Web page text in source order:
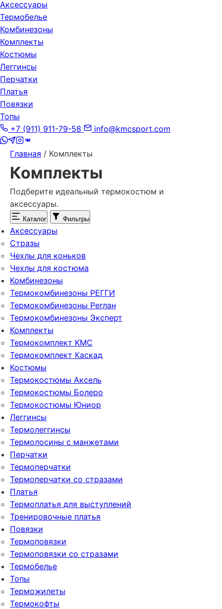
Аксессуары
Термобелье
Комбинезоны
Комплекты
Костюмы
Леггинсы
Перчатки
Платья
Повязки
Топы
+7 (911) 911-79-58
info@kmcsport.com
Главная / Комплекты
Комплекты
Подберите идеальный термокостюм и
аксессуары.
Каталог Фильтры
Аксессуары
Стразы
Чехлы для коньков
Чехлы для костюма
Комбинезоны
Термокомбинезоны РЕГГИ
Термокомбинезоны Реглан
Термокомбинезоны Эксперт
Комплекты
Термокомплект KMC
Термокомплект Каскад
Костюмы
Термокостюмы Аксель
Термокостюмы Болеро
Термокостюмы Юниор
Леггинсы
Термолеггинсы
Термолосины с манжетами
Перчатки
Термоперчатки
Термоперчатки со стразами
Платья
Термоплатья для выступлений
Тренировочные платья
Повязки
Термоповязки
Термоповязки со стразами
Термобелье
Топы
Терможилеты
Термокофты